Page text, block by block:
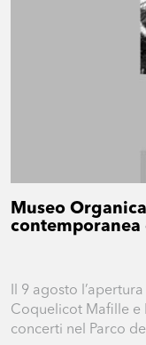
Museo
Il 9 agosto
Coquelicot Mafille e
concerti nel Parco